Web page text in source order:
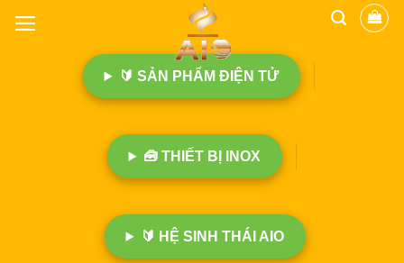
🔰 SẢN PHẨM ĐIỆN TỬ
🧰 THIẾT BỊ INOX
🔰 HỆ SINH THÁI AIO